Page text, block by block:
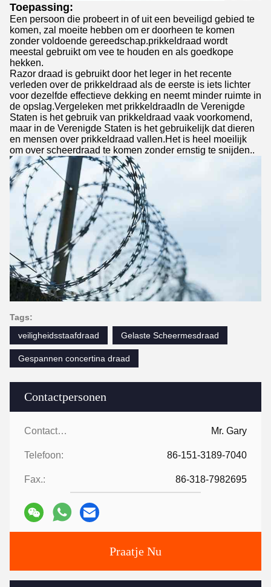
Contactpersonen
Contactpersonen: Mr. Gary
Telefoon: 86-151-3189-7040
Fax.: 86-318-7982695
Praatje Nu
Toepassing:
Een persoon die probeert in of uit een beveiligd gebied te
komen, zal moeite hebben om er doorheen te komen
zonder voldoende gereedschap.prikkeldraad wordt
meestal gebruikt om vee te houden en als goedkope
hekken.
Razor draad is gebruikt door het leger in het recente
verleden over de prikkeldraad als de eerste is iets lichter
voor dezelfde effectieve dekking en neemt minder ruimte in
de opslag.Vergeleken met prikkeldraadIn de Verenigde
Staten is het gebruik van prikkeldraad vaak voorkomend,
maar in de Verenigde Staten is het gebruikelijk dat dieren
en mensen over prikkeldraad vallen.Het is heel moeilijk
om over scheerdraad te komen zonder ernstig te snijden..
Tags:
veiligheidsstaafdraad
Gelaste Scheermesdraad
Gespannen concertina draad